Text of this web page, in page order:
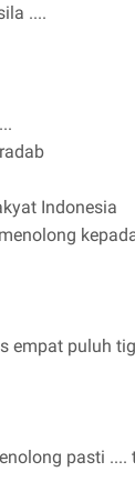
....
Indonesia
empat puluh
pasti ....